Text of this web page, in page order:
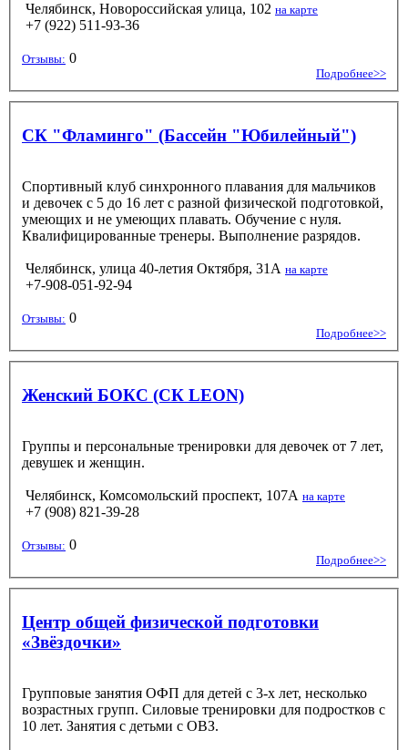
Челябинск, Новороссийская улица, 102 на карте
+7 (922) 511-93-36
Отзывы: 0
Подробнее>>
СК "Фламинго" (Бассейн "Юбилейный")
Спортивный клуб синхронного плавания для мальчиков
и девочек c 5 до 16 лет с разной физической подготовкой,
умеющих и не умеющих плавать. Обучение с нуля.
Квалифицированные тренеры. Выполнение разрядов.
Челябинск, улица 40-летия Октября, 31А на карте
+7-908-051-92-94
Отзывы: 0
Подробнее>>
Женский БОКС (СК LEON)
Группы и персональные тренировки для девочек от 7 лет,
девушек и женщин.
Челябинск, Комсомольский проспект, 107А на карте
+7 (908) 821-39-28
Отзывы: 0
Подробнее>>
Центр общей физической подготовки
«Звёздочки»
Групповые занятия ОФП для детей с 3-х лет, несколько
возрастных групп. Силовые тренировки для подростков с
10 лет. Занятия с детьми с ОВЗ.